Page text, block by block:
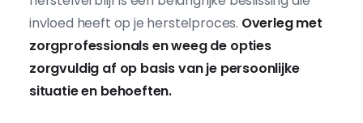
invloed heeft op je herstelproces. Overleg met
zorgprofessionals en weeg de opties
zorgvuldig af op basis van je persoonlijke
situatie en behoeften.